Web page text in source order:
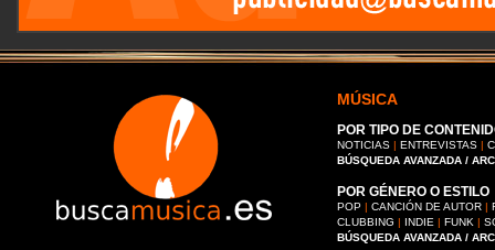
MÚSICA
POR TIPO DE
NOTICIAS | ENTREVISTAS |
BÚSQUEDA AVANZADA /
POR GÉNERO O ESTILO
POP | CANCIÓN DE AUTOR |
CLUBBING | INDIE | FUNK |
BÚSQUEDA AVANZADA /